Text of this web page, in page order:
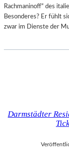
Rachmaninoff“ des
Besonderes? Er fühlt
zwar im Dienste der
Darmstädter